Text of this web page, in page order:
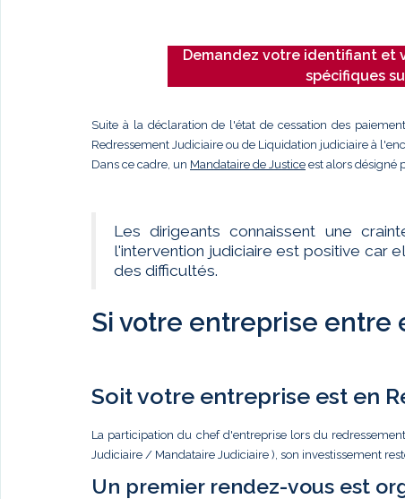
Demandez votre identifiant et
spécifiques
Suite à la déclaration de l'état de cessation des
Redressement Judiciaire ou de Liquidation judiciaire à
Dans ce cadre, un Mandataire de Justice est alors désigné
Les dirigeants connaissent une
l'intervention judiciaire est positive car
des difficultés.
Si votre entreprise entre
Soit votre entreprise est en
La participation du chef d'entreprise lors du
Judiciaire / Mandataire Judiciaire ), son investissement
Un premier rendez-vous est